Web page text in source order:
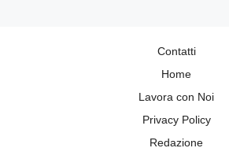
Contatti
Home
Lavora con Noi
Privacy Policy
Redazione